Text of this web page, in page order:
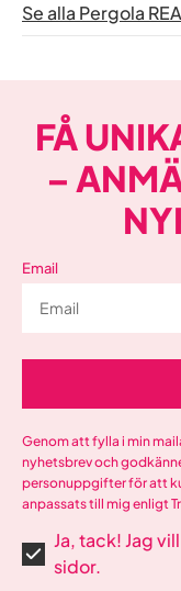
Se alla Pergola REA
FÅ
–
Email
Genom att fylla i min
nyhetsbrev och
personuppgifter för att
anpassats till mig enligt
Ja, tack! Jag
sidor.